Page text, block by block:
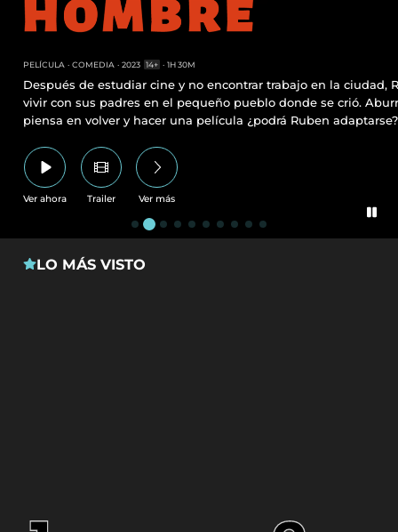
PELÍCULA COMEDIA 2023 14+ 1H 30M
Después de estudiar cine y no encontrar trabajo en la ciudad,
vivir con sus padres en el pequeño pueblo donde se crió.
piensa en volver y hacer una película ¿podrá Ruben adaptarse?
Ver ahora Trailer Ver más
LO MÁS VISTO